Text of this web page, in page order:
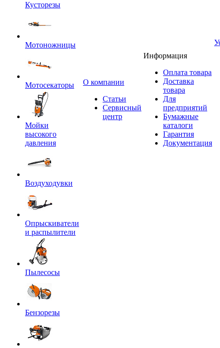
Кусторезы
Мотоножницы
Мотосекаторы
Мойки
высокого
давления
Воздуходувки
Опрыскиватели
и распылители
Пылесосы
Бензорезы
O компании
Статьи
Сервисный
центр
Информация
Оплата товара
Доставка
товара
Для
предприятий
Бумажные
каталоги
Гарантия
Документация